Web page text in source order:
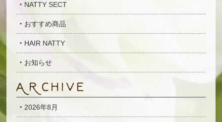
NATTY SECT
おすすめ商品
HAIR NATTY
お知らせ
2026年8月